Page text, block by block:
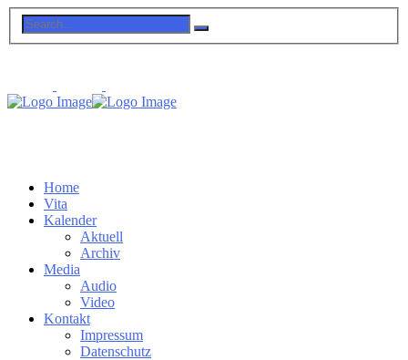
Home
Vita
Kalender
Aktuell
Archiv
Media
Audio
Video
Kontakt
Impressum
Datenschutz